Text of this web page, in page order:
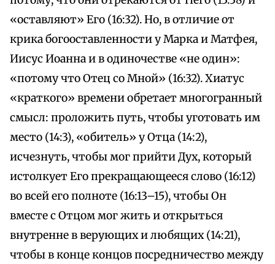
«оставляют» Его (16:32). Но, в отличие от
крика богооставленности у Марка и Матфея,
Иисус Иоанна и в одиночестве «не один»:
«потому что Отец со Мной» (16:32). Хиатус
«краткого» времени обретает многогранный
смысл: проложить путь, чтобы уготовать им
место (14:3), «обитель» у Отца (14:2),
исчезнуть, чтобы мог прийти Дух, который
истолкует Его прекращающееся слово (16:12)
во всей его полноте (16:13–15), чтобы Он
вместе с Отцом мог жить и открыться
внутренне в верующих и любящих (14:21),
чтобы в конце концов посредничество между